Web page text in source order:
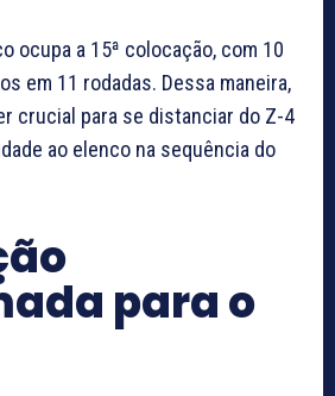
ocupa a 15ª colocação, com 10
em 11 rodadas. Dessa maneira,
crucial para se distanciar do Z-4
ao elenco na sequência do
para o